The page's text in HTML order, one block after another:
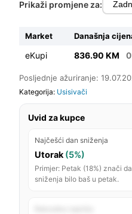
Prikaži promjene za:
Market Današnja
eKupi 836.90 KM
Posljednje ažuriranje:
Kategorija: Usisivači
Uvid za kupce
Najčešći dan sniženja
Utorak (5%)
Primjer: Petak (18%) znači
sniženja bilo baš u petak.